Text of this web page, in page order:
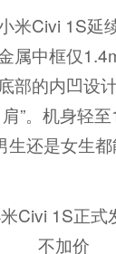
Civi 1S延
属中框仅
部的内凹设
”。机身轻
生还是女生